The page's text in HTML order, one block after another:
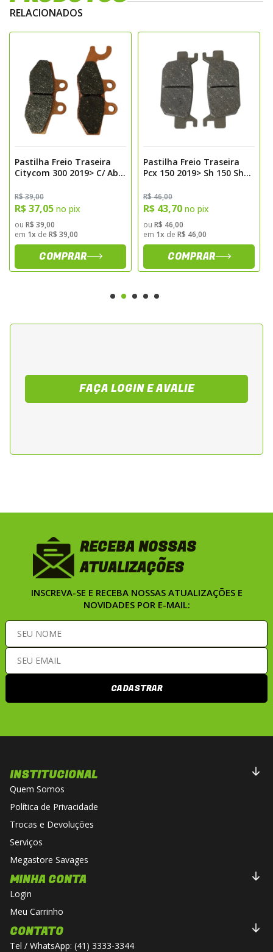
Tipos de Materiais
Orgânicas– macias, silenciosas e ideais
para uso urbano;
Semimetálicas – mistura de metais e
compostos orgânicos, com boa frenagem e
durabilidade;
Metálicas (Sinterizadas)
– máxima
performance e resistência, ideais para
Carbono/Kevlar– leves e potentes,
competição.
RELACIONADOS
Pastilha Freio Traseira
Citycom 300 2019> C/ Abs
R$ 39,00
R$ 37,05 no pix
ou R$ 39,00
em 1x de R$ 39,00
COMPRAR
Pastilha Freio Traseira
Pcx 150 2019> Sh 150 Sh
Fj2880c
R$ 46,00
R$ 43,70 no pix
ou R$ 46,00
em 1x de R$ 46,00
COMPRAR
FAÇA LOGIN E AVALIE
RECEBA NOSSAS
ATUALIZAÇÕES
INSCREVA-SE E RECEBA NOSSAS ATUALIZAÇÕES E
NOVIDADES POR E-MAIL:
CADASTRAR
INSTITUCIONAL
Quem Somos
Política de Privacidade
Trocas e Devoluções
Serviços
Megastore Savages
MINHA CONTA
Login
Meu Carrinho
CONTATO
Tel / WhatsApp: (41) 3333-3344